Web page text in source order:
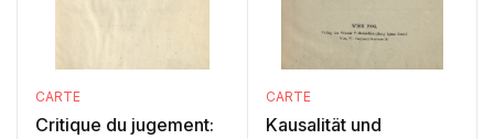
CARTE
Critique du jugement:
CARTE
Kausalität und